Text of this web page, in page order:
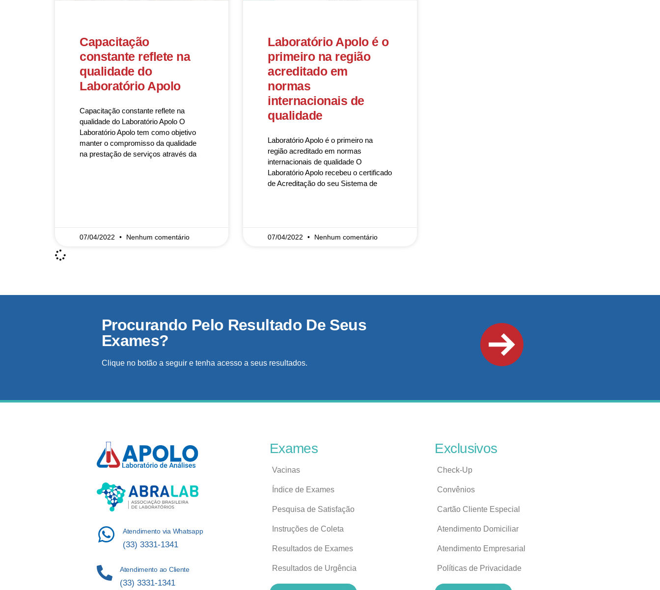
Capacitação
constante reflete na
qualidade do
Laboratório Apolo
Capacitação constante reflete na
qualidade do Laboratório Apolo O
Laboratório Apolo tem como objetivo
manter o compromisso da qualidade
na prestação de serviços através da
07/04/2022 Nenhum comentário
Laboratório Apolo é o
primeiro na região
acreditado em
normas
internacionais de
qualidade
Laboratório Apolo é o primeiro na
região acreditado em normas
internacionais de qualidade O
Laboratório Apolo recebeu o certificado
de Acreditação do seu Sistema de
07/04/2022 Nenhum comentário
Procurando Pelo Resultado De Seus
Exames?
Clique no botão a seguir e tenha acesso a seus resultados.
Atendimento via Whatsapp
(33) 3331-1341
Atendimento ao Cliente
(33) 3331-1341
Exames
Vacinas
Índice de Exames
Pesquisa de Satisfação
Instruções de Coleta
Resultados de Exames
Resultados de Urgência
Exclusivos
Check-Up
Convênios
Cartão Cliente Especial
Atendimento Domiciliar
Atendimento Empresarial
Políticas de Privacidade